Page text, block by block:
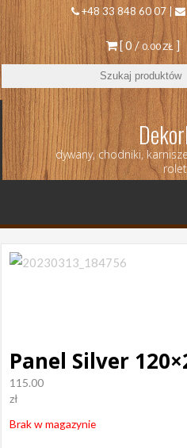
+48 33 848 60 07 |
[ 0 /0.00 ZŁ ]
dywany, chodniki,
Panel Silver
115.00
zł
Brak w magazynie